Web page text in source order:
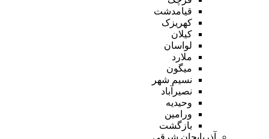
قیامدشت
کهریزک
کیلان
لواسان
ملارد
میگون
نسیم شهر
نصیرآباد
وحیدیه
ورامین
بازگشت
آذربایجان شرقی